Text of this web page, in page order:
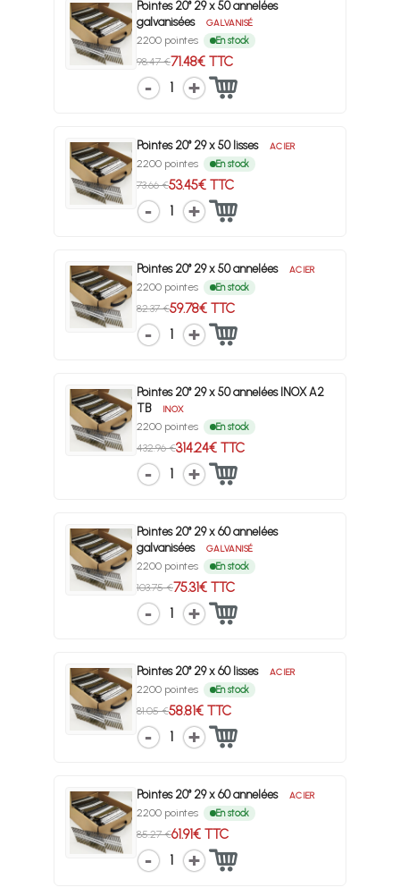
Pointes 20° 29 x 50 annelées
galvanisées
GALVANISÉ
2200 pointes En stock
98.47 €71.48€ TTC
1
Pointes 20° 29 x 50 lisses ACIER
2200 pointes En stock
73.66 €53.45€ TTC
1
Pointes 20° 29 x 50 annelées ACIER
2200 pointes En stock
82.37 €59.78€ TTC
1
Pointes 20° 29 x 50 annelées INOX A2
TB
INOX
2200 pointes En stock
432.96 €314.24€ TTC
1
Pointes 20° 29 x 60 annelées
galvanisées
GALVANISÉ
2200 pointes En stock
103.75 €75.31€ TTC
1
Pointes 20° 29 x 60 lisses ACIER
2200 pointes En stock
81.05 €58.81€ TTC
1
Pointes 20° 29 x 60 annelées ACIER
2200 pointes En stock
85.27 €61.91€ TTC
1